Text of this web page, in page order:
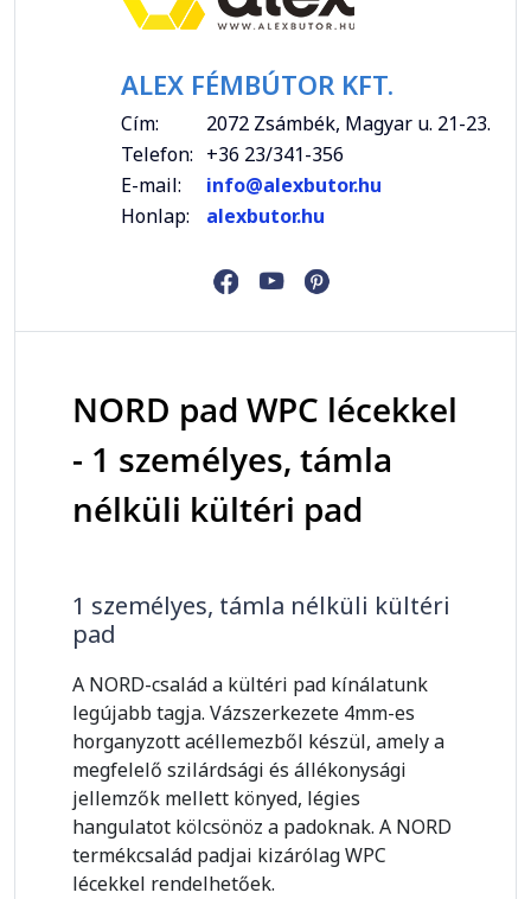
ALEX FÉMBÚTOR KFT.
Cím:
2072 Zsámbék, Magyar u. 21-23.
Telefon: +36 23/341-356
E-mail:
info@alexbutor.hu
Honlap:
alexbutor.hu
NORD pad WPC lécekkel
- 1 személyes, támla
nélküli kültéri pad
1 személyes, támla nélküli kültéri
pad
A NORD-család a kültéri pad kínálatunk
legújabb tagja. Vázszerkezete 4mm-es
horganyzott acéllemezből készül, amely a
megfelelő szilárdsági és állékonysági
jellemzők mellett könyed, légies
hangulatot kölcsönöz a padoknak. A NORD
termékcsalád padjai kizárólag WPC
lécekkel rendelhetőek.